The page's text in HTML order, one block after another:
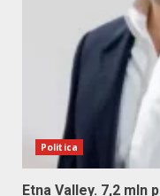
Politica
Etna Valley. 7,2